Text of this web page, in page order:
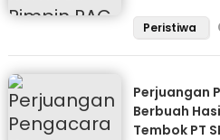
Peristiwa
Perjuangan
Berbuah
Tembok PT